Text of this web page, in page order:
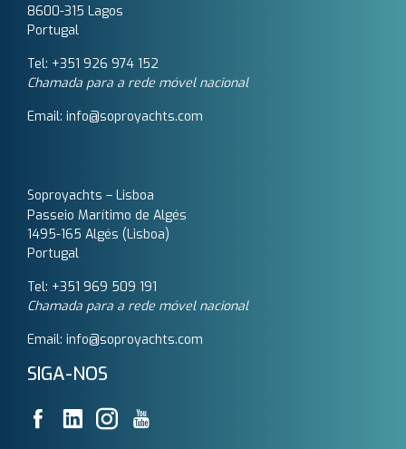
8600-315 Lagos
Portugal
Tel: +351 926 974 152
Chamada para a rede móvel nacional
Email: info@soproyachts.com
Soproyachts – Lisboa
Passeio Marítimo de Algés
1495-165 Algés (Lisboa)
Portugal
Tel: +351 969 509 191‬
Chamada para a rede móvel nacional
Email: info@soproyachts.com
SIGA-NOS